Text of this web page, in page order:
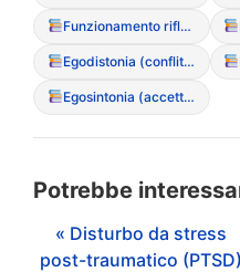
Funzionamento riflessivo
Egodistonia (conflitto con i propri sintomi)
Egosintonia (accettazione del sintomo come parte di s?)
Potrebbe
« Disturbo da stress
post-traumatico (PTSD)